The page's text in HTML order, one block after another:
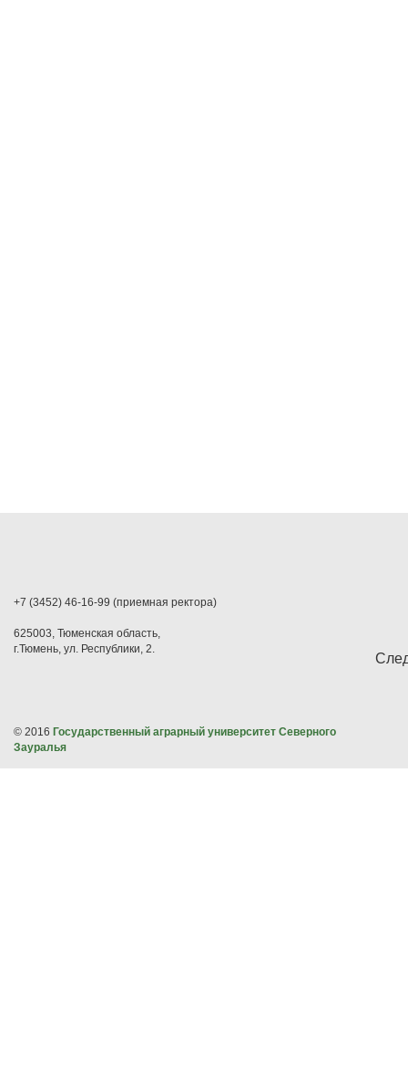
+7 (3452) 46-16-99 (приемная ректора)
625003, Тюменская область,
г.Тюмень, ул. Республики, 2.
© 2016 Государственный аграрный университет Северного
Зауралья